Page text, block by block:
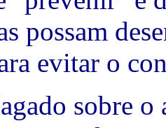
possam
evitar o
sobre o